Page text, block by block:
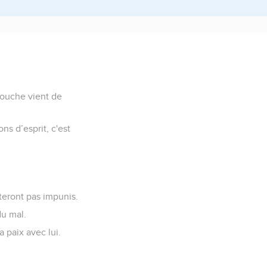
vient de
d’esprit, c'est
pas impunis.
mal.
paix avec lui.